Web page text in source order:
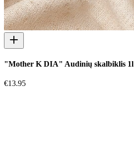
"Mother K DIA" Audinių skalbiklis 1l
€13.95